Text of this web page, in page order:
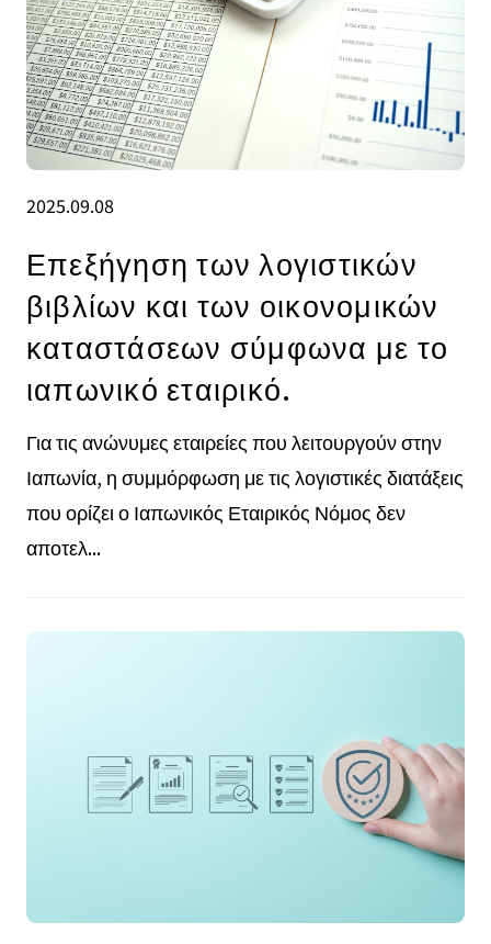
2025.09.08
Επεξήγηση των λογιστικών
βιβλίων και των οικονομικών
καταστάσεων σύμφωνα με το
ιαπωνικό εταιρικό.
Για τις ανώνυμες εταιρείες που λειτουργούν στην
Ιαπωνία, η συμμόρφωση με τις λογιστικές διατάξεις
που ορίζει ο Ιαπωνικός Εταιρικός Νόμος δεν
αποτελ...